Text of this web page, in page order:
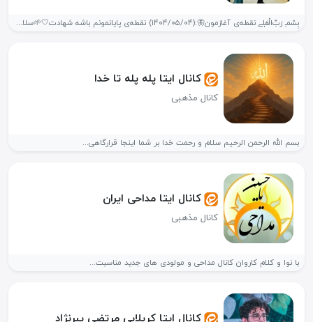
بِسْمـِ رَبِّ‌الْعَلٖے نقطه‌ی آغازمون🦋:(۱۴۰۴/۰۵/۰۴) نقطه‌ی پایانمونم باشه شهادت🤍🌱سلام ونور🌸✨ خاکِ کفِ پایِ...
کانال ایتا پله پله تا خدا
کانال مذهبی
بسم الله الرحمن الرحیم سلام و رحمت خدا بر شما اینجا قرارگاهی...
کانال ایتا مداحی ایران
کانال مذهبی
با نوا و کلام کاروان کانال مداحی و مولودی های جدید مناسبت...
کانال ایتا کربلایی مرتضی یبرنژاد